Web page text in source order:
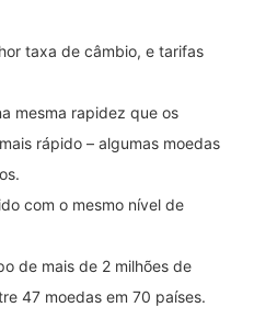
taxa de câmbio, e tarifas
mesma rapidez que os
rápido – algumas moedas
com o mesmo nível de
de mais de 2 milhões de
47 moedas em 70 países.